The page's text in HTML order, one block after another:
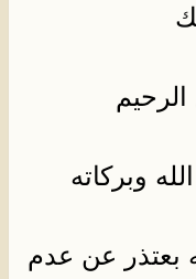
وبركاته
بعتذر عن عدم